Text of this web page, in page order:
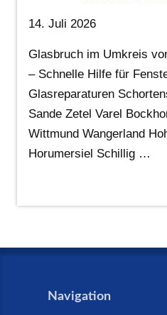
14. Juli 2026
Glasbruch im Umkreis
– Schnelle Hilfe für
Glasreparaturen
Sande Zetel Varel
Wittmund Wangerland
Horumersiel Schillig …
Navigation